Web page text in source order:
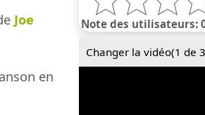
Note des utilisateurs:
Changer la vidéo(1 de
Joe
en